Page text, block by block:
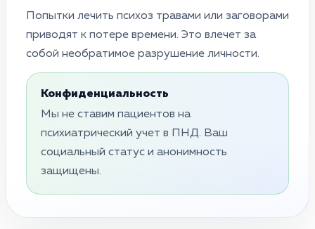
Попытки лечить психоз травами или заговорами
приводят к потере времени. Это влечет за
собой необратимое разрушение личности.
Конфиденциальность
Мы не ставим пациентов на
психиатрический учет в ПНД. Ваш
социальный статус и анонимность
защищены.